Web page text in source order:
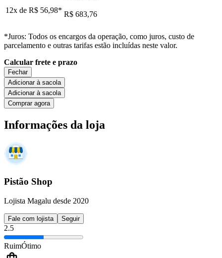
12x de R$ 56,98* R$ 683,76
*Juros: Todos os encargos da operação, como juros, custo de
parcelamento e outras tarifas estão incluídas neste valor.
Calcular frete e prazo
Fechar
Adicionar à sacola
Adicionar à sacola
Comprar agora
Informações da loja
Pistão Shop
Lojista Magalu desde 2020
Fale com lojista Seguir
2.5
RuimÓtimo